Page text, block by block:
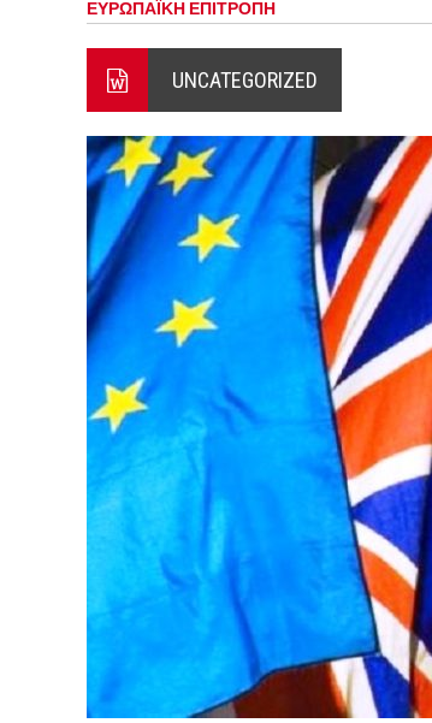
ΕΥΡΩΠΑΪΚΗ ΕΠΙΤΡΟΠΗ
UNCATEGORIZED